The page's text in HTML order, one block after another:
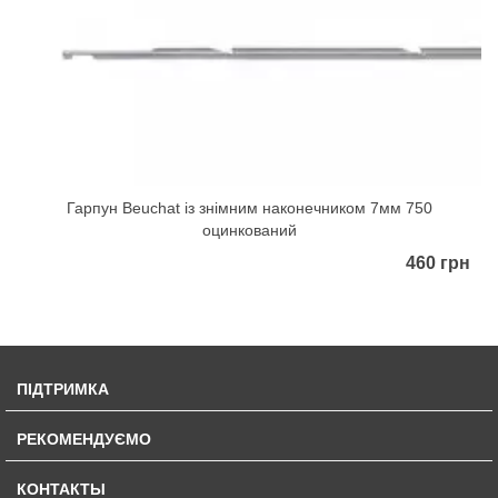
Гарпун Beuchat із знімним наконечником 7мм 750
оцинкований
460 грн
ПІДТРИМКА
РЕКОМЕНДУЄМО
КОНТАКТЫ